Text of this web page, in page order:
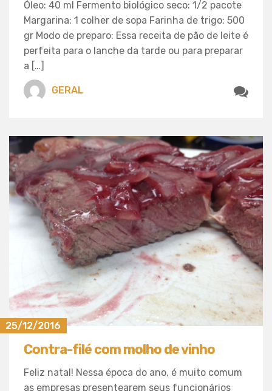
Óleo: 40 ml Fermento biológico seco: 1/2 pacote
Margarina: 1 colher de sopa Farinha de trigo: 500
gr Modo de preparo: Essa receita de pão de leite é
perfeita para o lanche da tarde ou para preparar
a […]
GERAL
25/12/2016
Contra-filé com molho de vinho
Feliz natal! Nessa época do ano, é muito comum
as empresas presentearem seus funcionários